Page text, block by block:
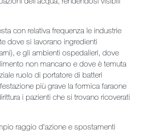
con relativa frequenza le industrie
dove si lavorano ingredienti
e gli ambienti ospedalieri, dove
non mancano e dove è temuta
ruolo di portatore di batteri
più grave la formica faraone
i pazienti che si trovano ricoverati
raggio d’azione e spostamenti